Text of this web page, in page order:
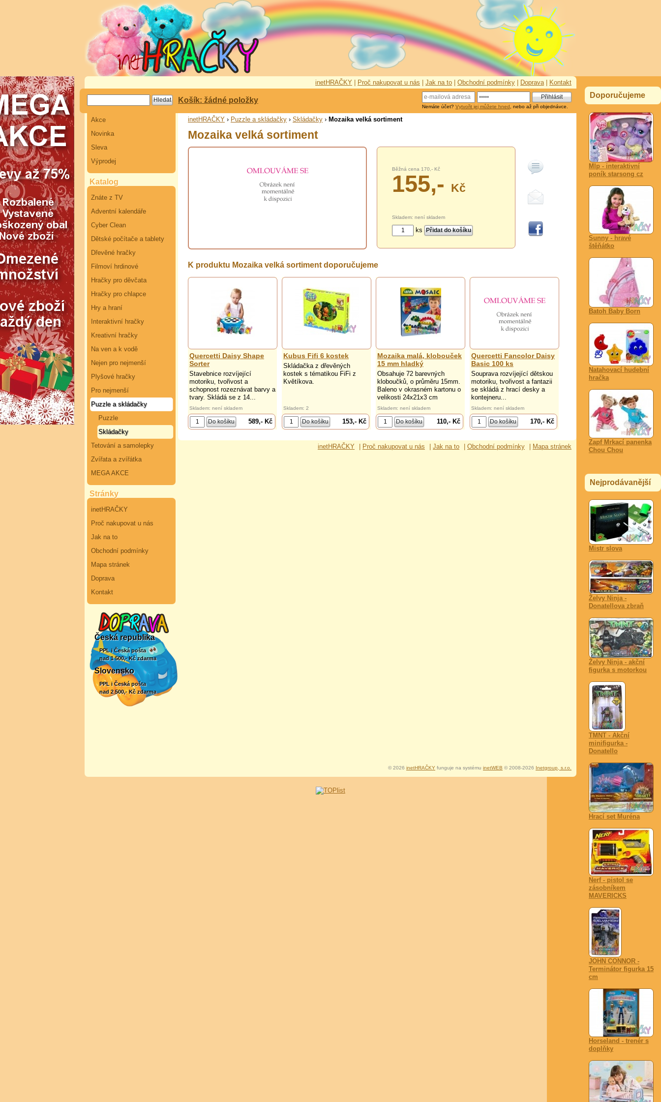
Doporučujeme
Mlp - interaktivní
poník starsong cz
Sunny - hravé
štěňátko
Batoh Baby Born
Natahovací hudební
hračka
Zapf Mrkací panenka
Chou Chou
Nejprodávanější
Mistr slova
Želvy Ninja -
Donatellova zbraň
Želvy Ninja - akční
figurka s motorkou
TMNT - Akční
minifigurka -
Donatello
Hrací set Muréna
Nerf - pistol se
zásobníkem
MAVERICKS
JOHN CONNOR -
Terminátor figurka 15
cm
Horseland - trenér s
doplňky
inetHRAČKY Proč nakupovat u nás Jak na to Obchodní podmínky Doprava| Kontakt
Nemáte účet? Vytvořit jej můžete hned , nebo až při objednávce.
Košík: žádné položky
Akce
Novinka
Sleva
Výprodej
Katalog
Znáte z TV
Adventní kalendáře
Cyber Clean
Dětské počítače a tablety
Dřevěné hračky
Filmoví hrdinové
Hračky pro děvčata
Hračky pro chlapce
Hry a hraní
Interaktivní hračky
Kreativní hračky
Na ven a k vodě
Nejen pro nejmenší
Plyšové hračky
Pro nejmenší
Puzzle a skládačky
Puzzle
Skládačky
Tetování a samolepky
Zvířata a zvířátka
MEGA AKCE
Stránky
inetHRAČKY
Proč nakupovat u nás
Jak na to
Obchodní podmínky
Mapa stránek
Doprava
Kontakt
Česká republika
PPL i Česká pošta
nad 1 500,- Kč zdarma
Slovensko
PPL i Česká pošta
nad 2 500,- Kč zdarma
inetHRAČKY › Puzzle a skládačky › Skládačky › Mozaika velká sortiment
Mozaika velká sortiment
Běžná cena 170,- Kč
155,- Kč
Skladem: není skladem
ks
K produktu Mozaika velká sortiment doporučujeme
Quercetti Daisy Shape
Sorter
Stavebnice rozvíjející
motoriku, tvořivost a
schopnost rozeznávat barvy a
tvary. Skládá se z 14...
Skladem: není skladem
589,- Kč
Kubus Fifi 6 kostek
Skládačka z dřevěných
kostek s tématikou FiFi z
Květíkova.
Skladem: 2
153,- Kč
Mozaika malá, klobouček
15 mm hladký
Obsahuje 72 barevných
kloboučků, o průměru 15mm.
Baleno v okrasném kartonu o
velikosti 24x21x3 cm
Skladem: není skladem
110,- Kč
Quercetti Fancolor Daisy
Basic 100 ks
Souprava rozvíjející dětskou
motoriku, tvořivost a fantazii
se skládá z hrací desky a
kontejneru...
Skladem: není skladem
170,- Kč
inetHRAČKY Proč nakupovat u nás Jak na to Obchodní podmínky Mapa stránek
© 2026 inetHRAČKY funguje na systému inetWEB © 2008-2026 Inetgroup, s.r.o.